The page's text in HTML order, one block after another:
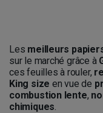
Les meilleurs
sur le marché grâce à
ces feuilles à rouler,
King size en vue de
combustion lente,
chimiques.